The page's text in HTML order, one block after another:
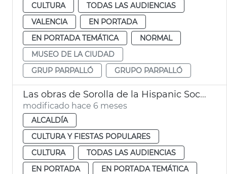
CULTURA
TODAS LAS AUDIENCIAS
VALENCIA
EN PORTADA
EN PORTADA TEMÁTICA
NORMAL
MUSEO DE LA CIUDAD
GRUP PARPALLÓ
GRUPO PARPALLÓ
Las obras de Sorolla de la Hispanic Society llegan este año a València
modificado hace 6 meses
ALCALDÍA
CULTURA Y FIESTAS POPULARES
CULTURA
TODAS LAS AUDIENCIAS
EN PORTADA
EN PORTADA TEMÁTICA